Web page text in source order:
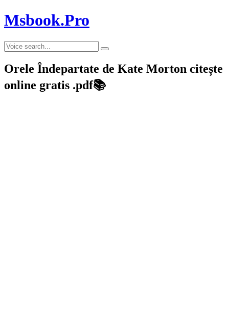
Msbook.Pro
Orele Îndepartate de Kate Morton citește
online gratis .pdf📚